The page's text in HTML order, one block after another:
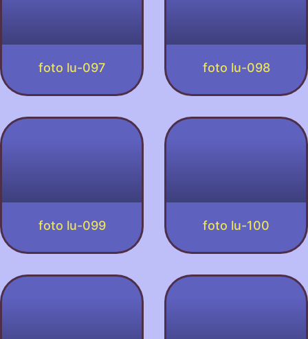
foto lu-097 foto lu-098
foto lu-099 foto lu-100